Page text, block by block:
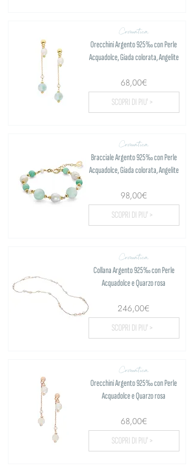
Cromatica
Orecchini Argento 925‰ con Perle
Acquadolce, Giada colorata, Angelite
68,00€
SCOPRI DI PIU' >
Cromatica
Bracciale Argento 925‰ con Perle
Acquadolce, Giada colorata, Angelite
98,00€
SCOPRI DI PIU' >
Cromatica
Collana Argento 925‰ con Perle
Acquadolce e Quarzo rosa
246,00€
SCOPRI DI PIU' >
Cromatica
Orecchini Argento 925‰ con Perle
Acquadolce e Quarzo rosa
68,00€
SCOPRI DI PIU' >